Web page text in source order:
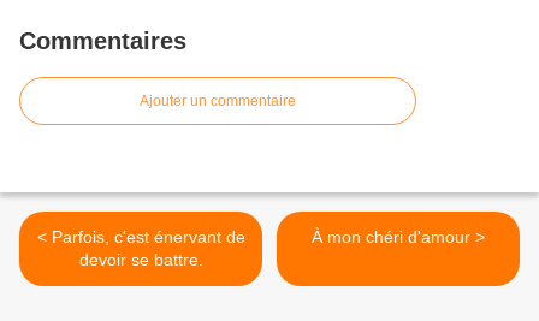
Commentaires
Ajouter un commentaire
< Parfois, c'est énervant de
devoir se battre.
À mon chéri d'amour >